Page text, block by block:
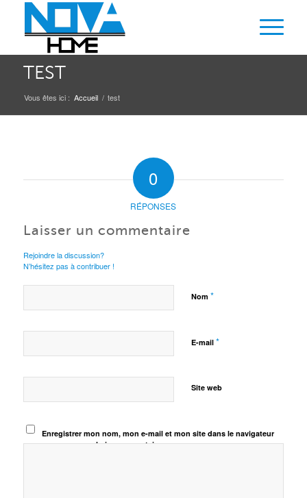
TEST
Vous êtes ici : Accueil / test
0
RÉPONSES
Laisser un commentaire
Rejoindre la discussion?
N’hésitez pas à contribuer !
Nom *
E-mail *
Site web
Enregistrer mon nom, mon e-mail et mon site dans le navigateur
pour mon prochain commentaire.